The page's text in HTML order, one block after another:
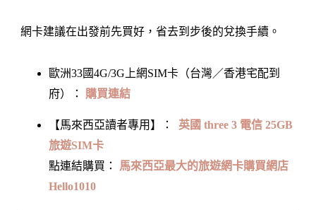
網卡建議在出發前先買好，省去到步後的兌換手續。
歐洲33國4G/3G上網SIM卡（台灣／香港宅配到
府）： 購買連結
【馬來西亞讀者專用】： 英國 three 3 電信 25GB
旅遊SIM卡
點連結購買：
馬來西亞最大的旅遊網卡購買網店
Hello1010